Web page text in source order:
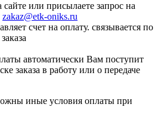
сайте или присылаете запрос на
zakaz@etk-oniks.ru
счет на оплату. связывается по
автоматически Вам поступит
заказа в работу или о передаче
иные условия оплаты при